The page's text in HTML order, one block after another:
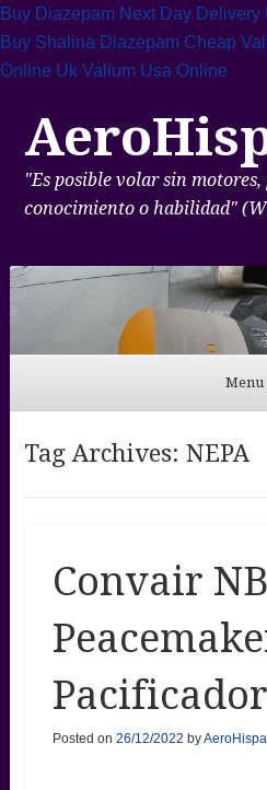
Buy Diazepam Next Day Delivery
Buy Shalina Diazepam Cheap
Online Uk Valium Usa Online
"Es posible volar sin motores,
conocimiento o habilidad"
Menu
Tag Archives: NEPA
Convair
Posted on 26/12/2022 by